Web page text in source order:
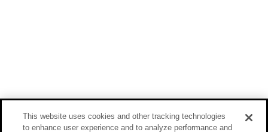
This website uses cookies and other tracking technologies
to enhance user experience and to analyze performance and